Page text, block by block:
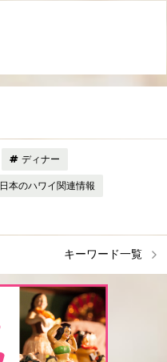
ディナー
日本のハワイ関連情報
キーワード一覧